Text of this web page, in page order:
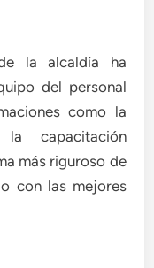
la alcaldía ha
del personal
como la
capacitación
más riguroso de
con las mejores